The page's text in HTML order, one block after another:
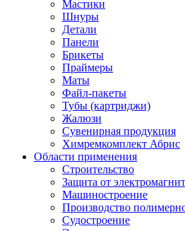
Мастики
Шнуры
Детали
Панели
Брикеты
Праймеры
Маты
Файл-пакеты
Тубы (картриджи)
Жалюзи
Сувенирная продукция
Химремкомплект Абрис
Области применения
Строительство
Защита от
Машиностроение
Производство
Судостроение